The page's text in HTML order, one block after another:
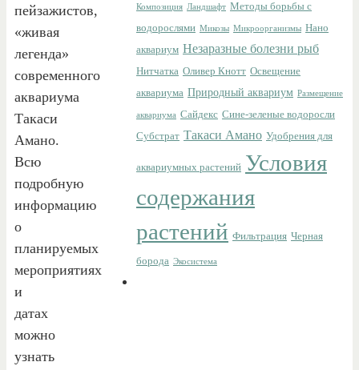
пейзажистов,
«живая
легенда»
современного
аквариума
Такаси
Амано.
Всю
подробную
информацию
о
планируемых
мероприятиях
и
датах
можно
узнать
Композиция Ландшафт Методы борьбы с
водорослями Микозы Микроорганизмы Нано
аквариум Незаразные болезни рыб
Нитчатка Оливер Кнотт Освещение
аквариума Природный аквариум Размещение
аквариума Сайдекс Сине-зеленые водоросли
Субстрат Такаси Амано Удобрения для
аквариумных растений Условия
содержания
растений Фильтрация Черная
борода Экосистема